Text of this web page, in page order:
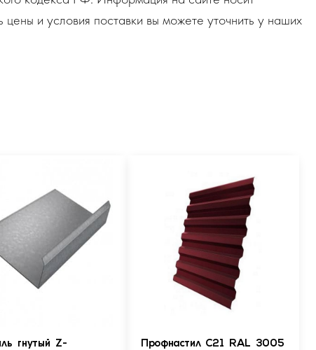
и условия поставки вы можете уточнить у наших
гнутый Z-
Профнастил С21 RAL 3005